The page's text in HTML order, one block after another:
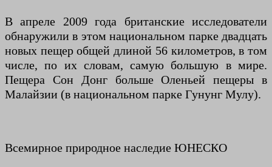
В апреле 2009 года британские исследователи
обнаружили в этом национальном парке двадцать
новых пещер общей длиной 56 километров, в том
числе, по их словам, самую большую в мире.
Пещера Сон Донг больше Оленьей пещеры в
Малайзии (в национальном парке Гунунг Мулу).
Всемирное природное наследие ЮНЕСКО